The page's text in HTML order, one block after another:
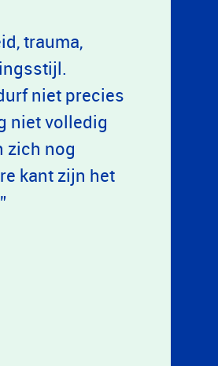
trauma,
niet precies
niet volledig
zich nog
kant zijn het